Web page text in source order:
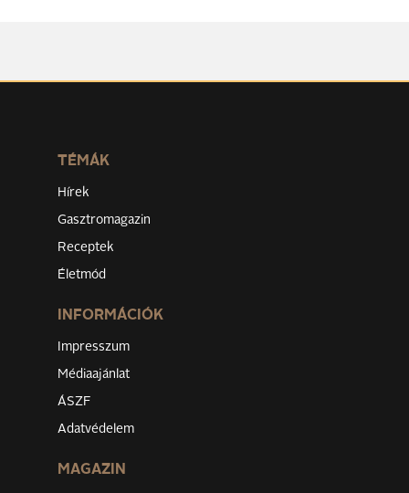
TÉMÁK
Hírek
Gasztromagazin
Receptek
Életmód
INFORMÁCIÓK
Impresszum
Médiaajánlat
ÁSZF
Adatvédelem
MAGAZIN